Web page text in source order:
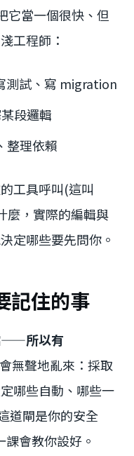
它當一個很快、但
工程師：
測試、寫 migration
段邏輯
整理依賴
工具呼叫(這叫
，實際的編輯與
定哪些要先問你。
記住的事
——所以有
無聲地亂來：採取
哪些自動、哪些一
道閘是你的安全
會教你設好。